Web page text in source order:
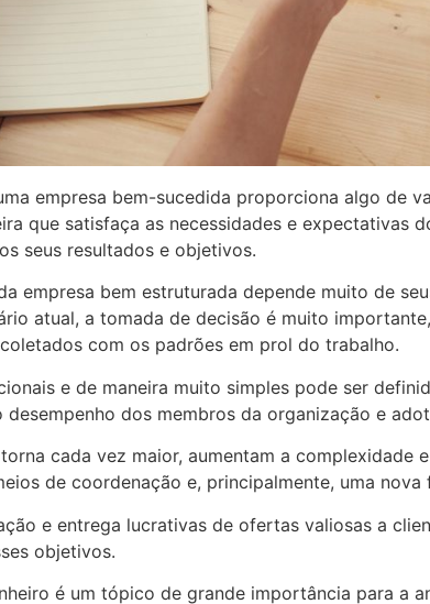
empresa bem-sucedida proporciona algo de
que satisfaça as necessidades e expectativas
seus resultados e objetivos.
empresa bem estruturada depende muito de
atual, a tomada de decisão é muito
com os padrões em prol do trabalho.
e de maneira muito simples pode ser
dos membros da organização e
cada vez maior, aumentam a complexidade
de coordenação e, principalmente, uma
e entrega lucrativas de ofertas valiosas a
objetivos.
é um tópico de grande importância para a